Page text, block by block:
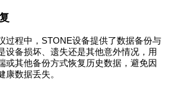
过程中，STONE设备提供了数据备份与
设备损坏、遗失还是其他意外情况，用
或其他备份方式恢复历史数据，避免因
康数据丢失。